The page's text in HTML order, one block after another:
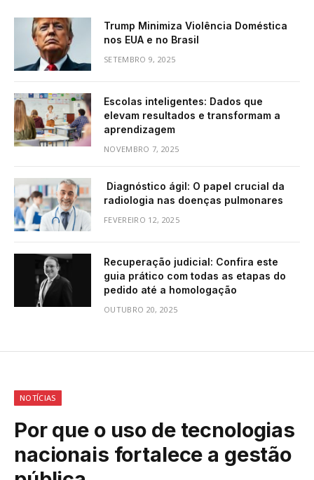
Trump Minimiza Violência Doméstica
nos EUA e no Brasil
SETEMBRO 9, 2025
Escolas inteligentes: Dados que
elevam resultados e transformam a
aprendizagem
NOVEMBRO 7, 2025
Diagnóstico ágil: O papel crucial da
radiologia nas doenças pulmonares
FEVEREIRO 12, 2025
Recuperação judicial: Confira este
guia prático com todas as etapas do
pedido até a homologação
OUTUBRO 20, 2025
NOTÍCIAS
Por que o uso de tecnologias
nacionais fortalece a gestão